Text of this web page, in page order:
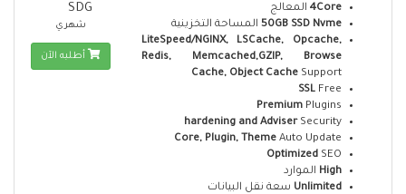
4Core المعالج
50GB SSD Nvme المساحة التخزينية
LiteSpeed/NGINX, LSCache, Opcache,
Redis, Memcached,GZIP, Browse
Cache, Object Cache Support
SSL Free
Premium Plugins
hardening and AdviserSecurity
Core, Plugin, Theme Auto Update
Optimized SEO
High الموارد
Unlimited سعة نقل البيانات
SDG
شهري
أطلبه الآن